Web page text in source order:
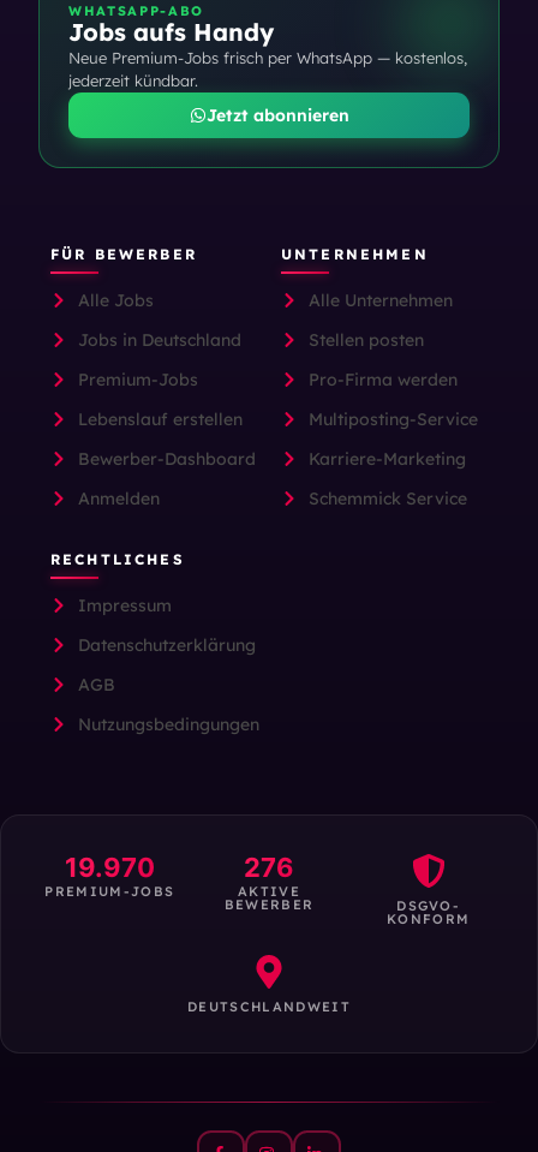
WHATSAPP-ABO
Jobs aufs Handy
Neue Premium-Jobs frisch per WhatsApp — kostenlos,
jederzeit kündbar.
Jetzt abonnieren
FÜR BEWERBER
Alle Jobs
Jobs in Deutschland
Premium-Jobs
Lebenslauf erstellen
Bewerber-Dashboard
Anmelden
UNTERNEHMEN
Alle Unternehmen
Stellen posten
Pro-Firma werden
Multiposting-Service
Karriere-Marketing
Schemmick Service
RECHTLICHES
Impressum
Datenschutzerklärung
AGB
Nutzungsbedingungen
19.970
PREMIUM-JOBS
276
AKTIVE
BEWERBER DSGVO-
KONFORM
DEUTSCHLANDWEIT